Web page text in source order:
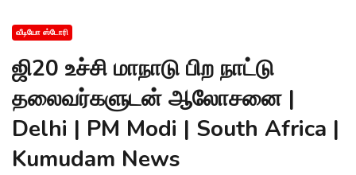
வீடியோ ஸ்டோரி
ஜி20 உச்சி மாநாடு பிற நாட்டு
தலைவர்களுடன் ஆலோசனை |
Delhi | PM Modi | South Africa |
Kumudam News